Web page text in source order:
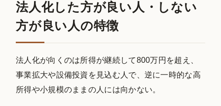
法人化した方が良い人・しない
方が良い人の特徴
法人化が向くのは所得が継続して800万円を超え、
事業拡大や設備投資を見込む人で、逆に一時的な高
所得や小規模のままの人には向かない。